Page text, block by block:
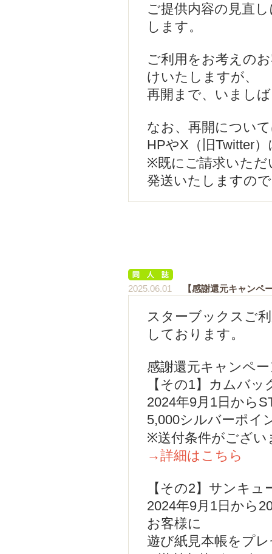
ご提供内容の見直
します。
ご利用をお考えの
けいたしますが、
再開まで、いまし
なお、再開につい
HPやX（旧Twitter
※既にご請求いただ
発送いたしますの
2025.06.01 【感謝還元キャンペ
スターブックスご
しております。
感謝還元キャンペ
【その1】カムバッ
2024年9月1日から
5,000シルバーポイ
※送付条件がござい
→詳細はこちら
【その2】サンキ
2024年9月1日から
お客様に
遊び紙見本帳をプ